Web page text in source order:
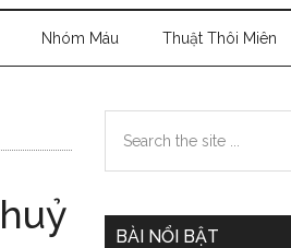
Nhóm Máu Thuật Thôi Miên
Primary
Sidebar
the
BÀI NỔI BẬT